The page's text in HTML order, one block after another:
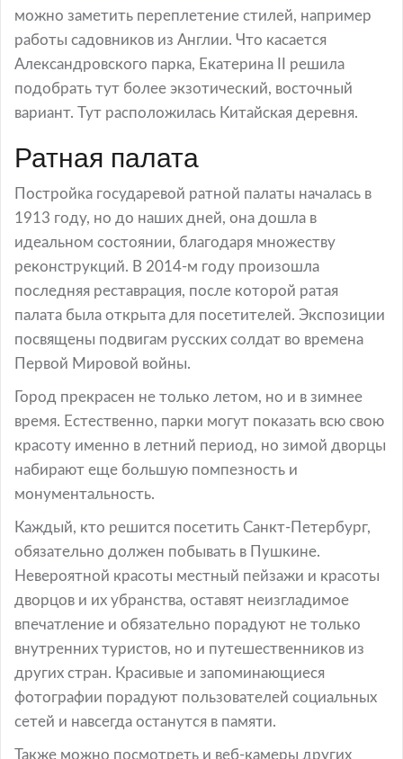
можно заметить переплетение стилей, например
работы садовников из Англии. Что касается
Александровского парка, Екатерина II решила
подобрать тут более экзотический, восточный
вариант. Тут расположилась Китайская деревня.
Ратная палата
Постройка государевой ратной палаты началась в
1913 году, но до наших дней, она дошла в
идеальном состоянии, благодаря множеству
реконструкций. В 2014-м году произошла
последняя реставрация, после которой ратая
палата была открыта для посетителей. Экспозиции
посвящены подвигам русских солдат во времена
Первой Мировой войны.
Город прекрасен не только летом, но и в зимнее
время. Естественно, парки могут показать всю свою
красоту именно в летний период, но зимой дворцы
набирают еще большую помпезность и
монументальность.
Каждый, кто решится посетить Санкт-Петербург,
обязательно должен побывать в Пушкине.
Невероятной красоты местный пейзажи и красоты
дворцов и их убранства, оставят неизгладимое
впечатление и обязательно порадуют не только
внутренних туристов, но и путешественников из
других стран. Красивые и запоминающиеся
фотографии порадуют пользователей социальных
сетей и навсегда останутся в памяти.
Также можно посмотреть и веб-камеры других